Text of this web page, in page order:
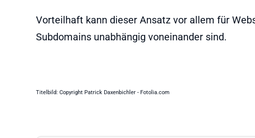
Vorteilhaft kann dieser Ansatz vor allem für
Subdomains unabhängig voneinander sind.
Titelbild: Copyright Patrick Daxenbichler - Fotolia.com